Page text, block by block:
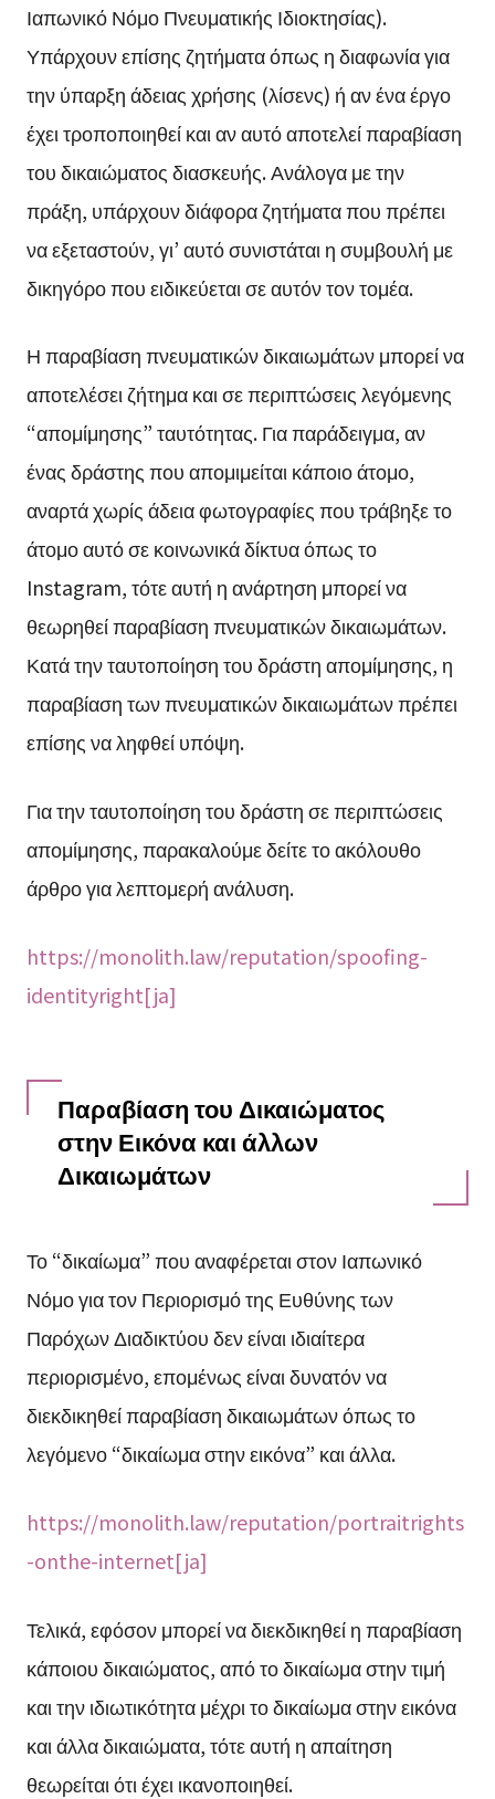
Ιαπωνικό Νόμο Πνευματικής Ιδιοκτησίας).
Υπάρχουν επίσης ζητήματα όπως η διαφωνία για
την ύπαρξη άδειας χρήσης (λίσενς) ή αν ένα έργο
έχει τροποποιηθεί και αν αυτό αποτελεί παραβίαση
του δικαιώματος διασκευής. Ανάλογα με την
πράξη, υπάρχουν διάφορα ζητήματα που πρέπει
να εξεταστούν, γι’ αυτό συνιστάται η συμβουλή με
δικηγόρο που ειδικεύεται σε αυτόν τον τομέα.
Η παραβίαση πνευματικών δικαιωμάτων μπορεί να
αποτελέσει ζήτημα και σε περιπτώσεις λεγόμενης
“απομίμησης” ταυτότητας. Για παράδειγμα, αν
ένας δράστης που απομιμείται κάποιο άτομο,
αναρτά χωρίς άδεια φωτογραφίες που τράβηξε το
άτομο αυτό σε κοινωνικά δίκτυα όπως το
Instagram, τότε αυτή η ανάρτηση μπορεί να
θεωρηθεί παραβίαση πνευματικών δικαιωμάτων.
Κατά την ταυτοποίηση του δράστη απομίμησης, η
παραβίαση των πνευματικών δικαιωμάτων πρέπει
επίσης να ληφθεί υπόψη.
Για την ταυτοποίηση του δράστη σε περιπτώσεις
απομίμησης, παρακαλούμε δείτε το ακόλουθο
άρθρο για λεπτομερή ανάλυση.
https://monolith.law/reputation/spoofing-
identityright[ja]
Παραβίαση του Δικαιώματος
στην Εικόνα και άλλων
Δικαιωμάτων
Το “δικαίωμα” που αναφέρεται στον Ιαπωνικό
Νόμο για τον Περιορισμό της Ευθύνης των
Παρόχων Διαδικτύου δεν είναι ιδιαίτερα
περιορισμένο, επομένως είναι δυνατόν να
διεκδικηθεί παραβίαση δικαιωμάτων όπως το
λεγόμενο “δικαίωμα στην εικόνα” και άλλα.
https://monolith.law/reputation/portraitrights
-onthe-internet[ja]
Τελικά, εφόσον μπορεί να διεκδικηθεί η παραβίαση
κάποιου δικαιώματος, από το δικαίωμα στην τιμή
και την ιδιωτικότητα μέχρι το δικαίωμα στην εικόνα
και άλλα δικαιώματα, τότε αυτή η απαίτηση
θεωρείται ότι έχει ικανοποιηθεί.